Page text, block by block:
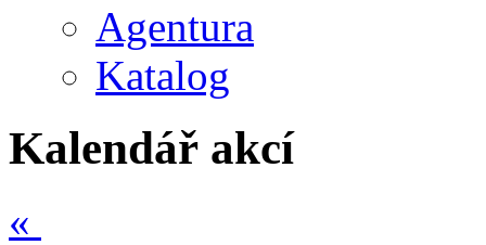
Agentura
Katalog
Kalendář akcí
«